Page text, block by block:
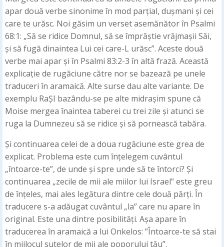
apar două verbe sinonime în mod parțial, dușmani și cei
care te urăsc. Noi găsim un verset asemănător în Psalmi
68:1: „Să se ridice Domnul, să se împrăștie vrăjmașii Săi,
și să fugă dinaintea Lui cei care-L urăsc”. Aceste două
verbe mai apar și în Psalmi 83:2-3 în altă frază. Această
explicație de rugăciune către nor se bazează pe unele
traduceri în aramaică. Alte surse dau alte variante. De
exemplu RaȘI bazându-se pe alte midrașim spune că
Moise mergea înaintea taberei cu trei zile și atunci se
ruga la Dumnezeu să se ridice și să pornească tabăra.
Și continuarea celei de a doua rugăciune este grea de
explicat. Problema este cum înțelegem cuvântul
„întoarce-te”, de unde și spre unde să te întorci? Și
continuarea „zecile de mii ale miilor lui Israel” este greu
de înțeles, mai ales legătura dintre cele două părți. În
traducere s-a adăugat cuvântul „la” care nu apare în
original. Este una dintre posibilități. Așa apare în
traducerea în aramaică a lui Onkelos: ”Întoarce-te să stai
în mijlocul sutelor de mii ale poporului tău”.